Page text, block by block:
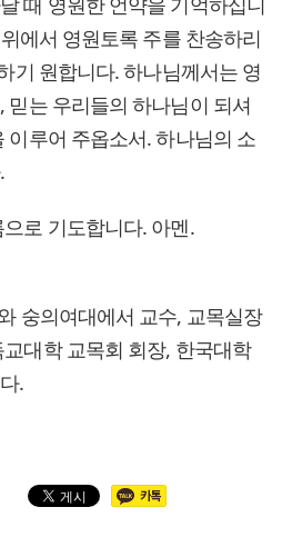
에서 영원토록 주를 찬송하리
기 원합니다. 하나님께서는 영
믿는 우리들의 하나님이 되셔
이루어 주옵소서. 하나님의 소
로 기도합니다. 아멘.
숭의여대에서 교수, 교목실장
대학 교목회 회장, 한국대학
.